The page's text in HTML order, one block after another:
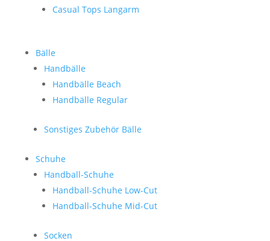
Casual Tops Langarm
Bälle
Handbälle
Handbälle Beach
Handbälle Regular
Sonstiges Zubehör Bälle
Schuhe
Handball-Schuhe
Handball-Schuhe Low-Cut
Handball-Schuhe Mid-Cut
Socken